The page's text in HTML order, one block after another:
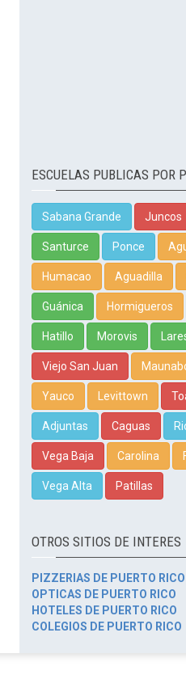
ESCUELAS PUBLICAS POR
Sabana Grande Juncos
Santurce Ponce
Humacao Aguadilla
Guánica Hormigueros
Hatillo Morovis
Viejo San Juan
Yauco Levittown
Adjuntas Caguas
Vega Baja Carolina
Vega Alta Patillas
OTROS SITIOS DE INTERES
PIZZERIAS DE PUERTO RICO
OPTICAS DE PUERTO RICO
HOTELES DE PUERTO RICO
COLEGIOS DE PUERTO RICO